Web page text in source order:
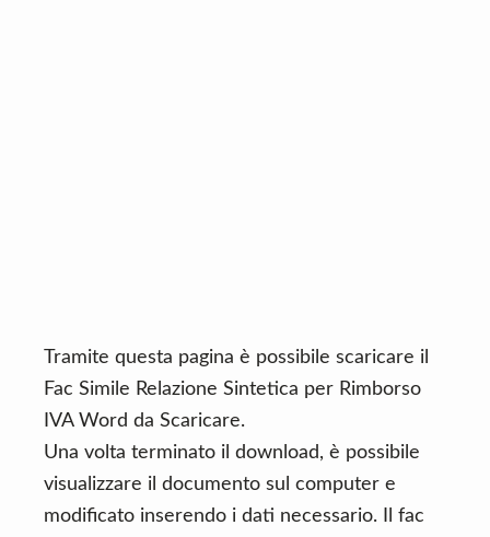
Tramite questa pagina è possibile scaricare il
Fac Simile Relazione Sintetica per Rimborso
IVA Word da Scaricare.
Una volta terminato il download, è possibile
visualizzare il documento sul computer e
modificato inserendo i dati necessario. Il fac